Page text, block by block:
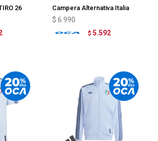
26
Campera Alternativa Italia
adidas
$ 6.990
$ 5.592